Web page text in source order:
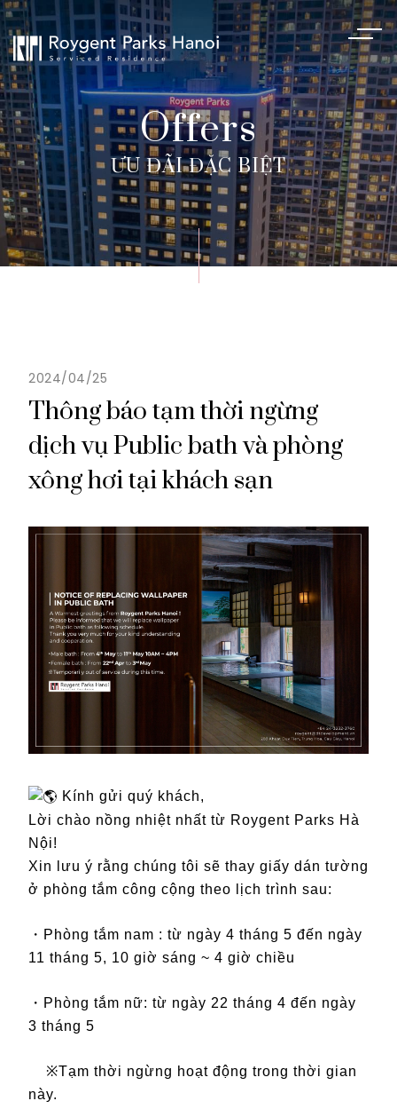
Offers
ƯU ĐÃI ĐẶC BIỆT
2024/04/25
Thông báo tạm thời ngừng
dịch vụ Public bath và phòng
xông hơi tại khách sạn
Kính gửi quý khách,
Lời chào nồng nhiệt nhất từ Roygent Parks Hà
Nội!
Xin lưu ý rằng chúng tôi sẽ thay giấy dán tường
ở phòng tắm công cộng theo lịch trình sau:
・Phòng tắm nam : từ ngày 4 tháng 5 đến ngày
11 tháng 5, 10 giờ sáng ~ 4 giờ chiều
・Phòng tắm nữ: từ ngày 22 tháng 4 đến ngày
3 tháng 5
※Tạm thời ngừng hoạt động trong thời gian
này.